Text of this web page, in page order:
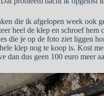
die ik afgelopen week ook
heel de klep en schroef
die je op de foto ziet liggen
klep nog te koop is. Kost
dan dus geen 100 euro meer